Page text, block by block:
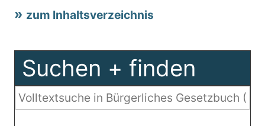
zum Inhaltsverzeichnis
Suchen + finden